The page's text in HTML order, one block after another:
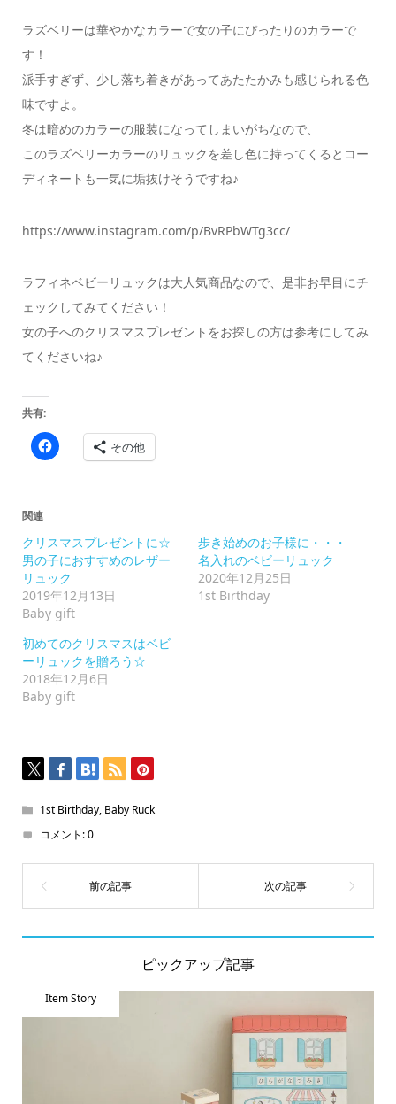
ラズベリーは華やかなカラーで女の子にぴったりのカラーで
す！
派手すぎず、少し落ち着きがあってあたたかみも感じられる色
味ですよ。
冬は暗めのカラーの服装になってしまいがちなので、
このラズベリーカラーのリュックを差し色に持ってくるとコー
ディネートも一気に垢抜けそうですね♪
https://www.instagram.com/p/BvRPbWTg3cc/
ラフィネベビーリュックは大人気商品なので、是非お早目にチ
ェックしてみてください！
女の子へのクリスマスプレゼントをお探しの方は参考にしてみ
てくださいね♪
共有:
Facebook
で
ク
リ
ッ
ク
し
て
く
だ
い
(新
し
い
ウ
ィ
ン
開
き
ま
その他
関連
クリスマスプレゼントに☆
男の子におすすめのレザー
リュック
2019年12月13日
Baby gift
歩き始めのお子様に・・・
名入れのベビーリュック
2020年12月25日
1st Birthday
初めてのクリスマスはベビ
ーリュックを贈ろう☆
2018年12月6日
Baby gift
1st Birthday, Baby Ruck
コメント:0
ピックアップ記事
Item Story